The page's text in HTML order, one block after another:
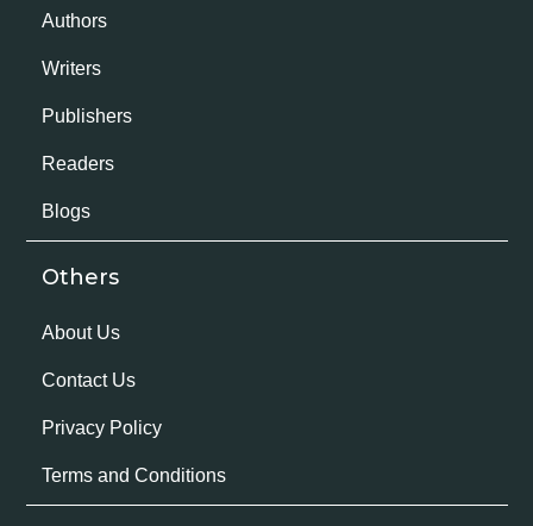
Authors
Writers
Publishers
Readers
Blogs
Others
About Us
Contact Us
Privacy Policy
Terms and Conditions